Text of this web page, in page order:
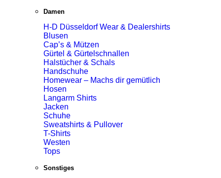
Damen
H-D Düsseldorf Wear & Dealershirts
Blusen
Cap’s & Mützen
Gürtel & Gürtelschnallen
Halstücher & Schals
Handschuhe
Homewear – Machs dir gemütlich
Hosen
Langarm Shirts
Jacken
Schuhe
Sweatshirts & Pullover
T-Shirts
Westen
Tops
Sonstiges